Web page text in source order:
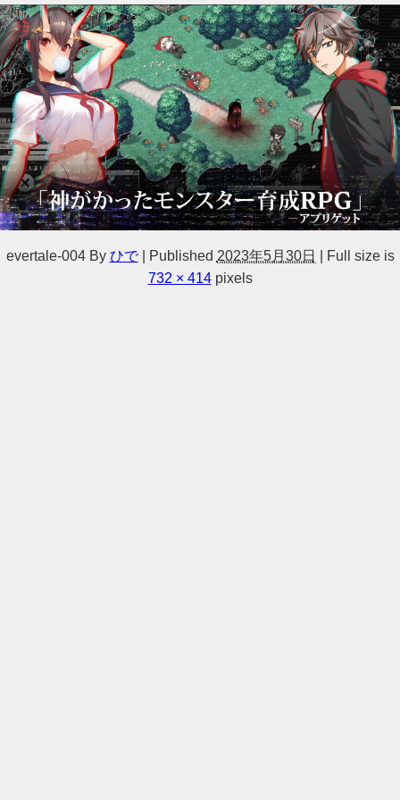
evertale-004 By ひで Published 2023年5月30日
Full size is
732 × 414pixels